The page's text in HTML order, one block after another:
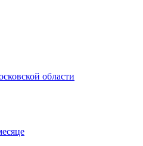
области